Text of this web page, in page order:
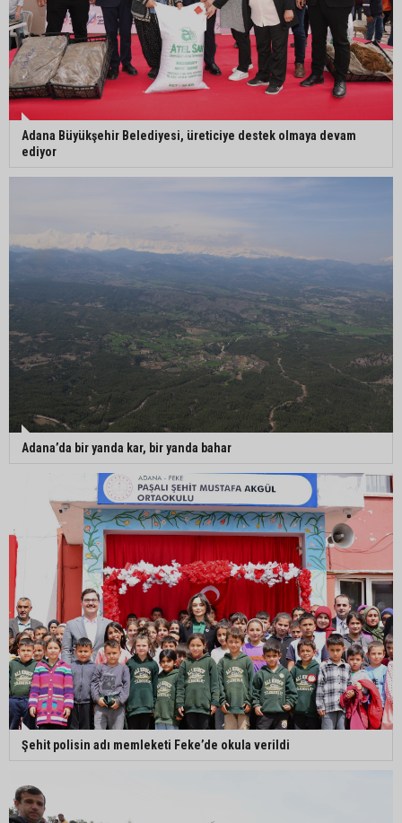
Adana Büyükşehir Belediyesi, üreticiye destek olmaya devam
ediyor
Adana’da bir yanda kar, bir yanda bahar
Şehit polisin adı memleketi Feke’de okula verildi